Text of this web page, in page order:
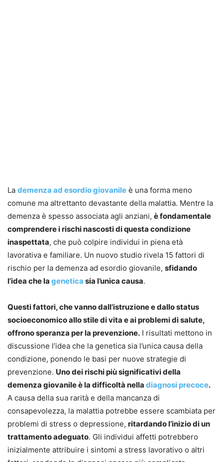
La demenza ad esordio giovanile è una forma meno
comune ma altrettanto devastante della malattia. Mentre la
demenza è spesso associata agli anziani, è fondamentale
comprendere i rischi nascosti di questa condizione
inaspettata, che può colpire individui in piena età
lavorativa e familiare. Un nuovo studio rivela 15 fattori di
rischio per la demenza ad esordio giovanile, sfidando
l’idea che la genetica sia l’unica causa.
Questi fattori, che vanno dall’istruzione e dallo status
socioeconomico allo stile di vita e ai problemi di salute,
offrono speranza per la prevenzione. I risultati mettono in
discussione l’idea che la genetica sia l’unica causa della
condizione, ponendo le basi per nuove strategie di
prevenzione. Uno dei rischi più significativi della
demenza giovanile è la difficoltà nella diagnosi precoce.
A causa della sua rarità e della mancanza di
consapevolezza, la malattia potrebbe essere scambiata per
problemi di stress o depressione, ritardando l’inizio di un
trattamento adeguato. Gli individui affetti potrebbero
inizialmente attribuire i sintomi a stress lavorativo o altri